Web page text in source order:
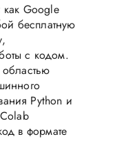
как Google
бесплатную
с кодом.
областью
Python и
в формате